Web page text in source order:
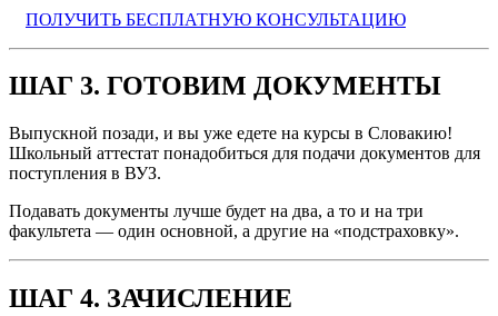
ПОЛУЧИТЬ БЕСПЛАТНУЮ КОНСУЛЬТАЦИЮ
ШАГ 3. ГОТОВИМ ДОКУМЕНТЫ
Выпускной позади, и вы уже едете на курсы в Словакию!
Школьный аттестат понадобиться для подачи документов для
поступления в ВУЗ.
Подавать документы лучше будет на два, а то и на три
факультета — один основной, а другие на «подстраховку».
ШАГ 4. ЗАЧИСЛЕНИЕ